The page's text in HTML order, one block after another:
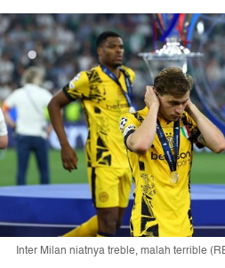
Inter Milan niatnya treble, malah terrible